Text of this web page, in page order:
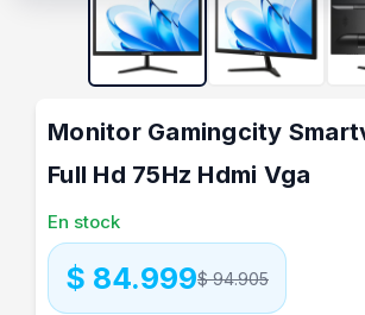
Monitor Gamingcity
Full Hd 75Hz Hdmi Vga
En stock
$ 94.905
$ 84.999